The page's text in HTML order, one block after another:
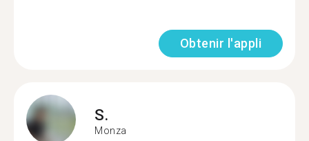
Obtenir l'appli
S.
Monza